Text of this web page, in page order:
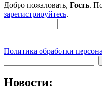
Добро пожаловать, Гость.
зарегистрируйтесь.
Политика обработки
Новости: